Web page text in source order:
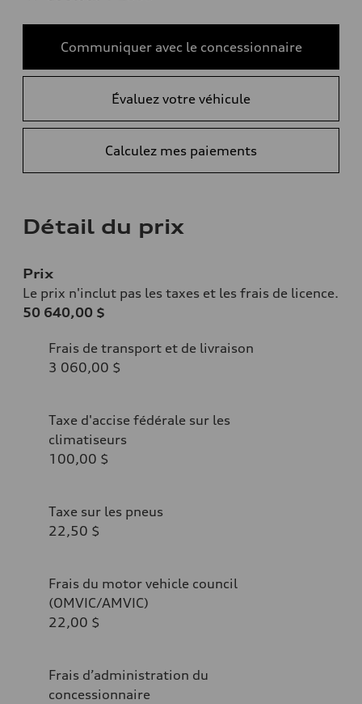
Communiquer avec le concessionnaire
Évaluez votre véhicule
Calculez mes paiements
Détail du prix
Prix
Le prix n'inclut pas les taxes et les frais de licence.
50 640,00 $
Frais de transport et de livraison
3 060,00 $
Taxe d'accise fédérale sur les
climatiseurs
100,00 $
Taxe sur les pneus
22,50 $
Frais du motor vehicle council
(OMVIC/AMVIC)
22,00 $
Frais d’administration du
concessionnaire